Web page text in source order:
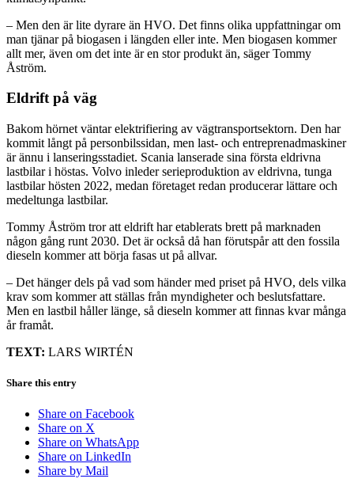
– Men den är lite dyrare än HVO. Det finns olika uppfattningar om
man tjänar på biogasen i längden eller inte. Men biogasen kommer
allt mer, även om det inte är en stor produkt än, säger Tommy
Åström.
Eldrift på väg
Bakom hörnet väntar elektrifiering av vägtransportsektorn. Den har
kommit långt på personbilssidan, men last- och entreprenadmaskiner
är ännu i lanseringsstadiet. Scania lanserade sina första eldrivna
lastbilar i höstas. Volvo inleder serieproduktion av eldrivna, tunga
lastbilar hösten 2022, medan företaget redan producerar lättare och
medeltunga lastbilar.
Tommy Åström tror att eldrift har etablerats brett på marknaden
någon gång runt 2030. Det är också då han förutspår att den fossila
dieseln kommer att börja fasas ut på allvar.
– Det hänger dels på vad som händer med priset på HVO, dels vilka
krav som kommer att ställas från myndigheter och beslutsfattare.
Men en lastbil håller länge, så dieseln kommer att finnas kvar många
år framåt.
TEXT: LARS WIRTÉN
Share this entry
Share on Facebook
Share on X
Share on WhatsApp
Share on LinkedIn
Share by Mail